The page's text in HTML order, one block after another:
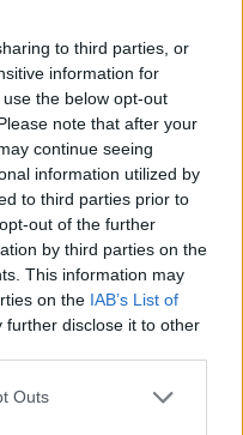
to third parties, or
information for
the below opt-out
note that after your
continue seeing
information utilized by
to third parties prior to
out of the further
by third parties on the
This information may
on the IAB’s List of
further disclose it to other
one or more Google
Outs
- Δύο
καταδικάστηκε